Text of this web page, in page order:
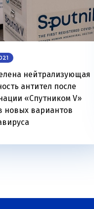
нейтрализующая
антител после
«Спутником V»
новых вариантов